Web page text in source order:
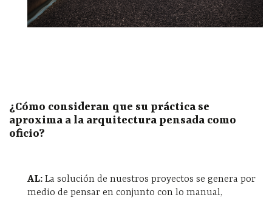
¿Cómo consideran que su práctica se
aproxima a la arquitectura pensada como
oficio?
AL: La solución de nuestros proyectos se genera por
medio de pensar en conjunto con lo manual,